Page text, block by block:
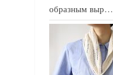
образным выр…